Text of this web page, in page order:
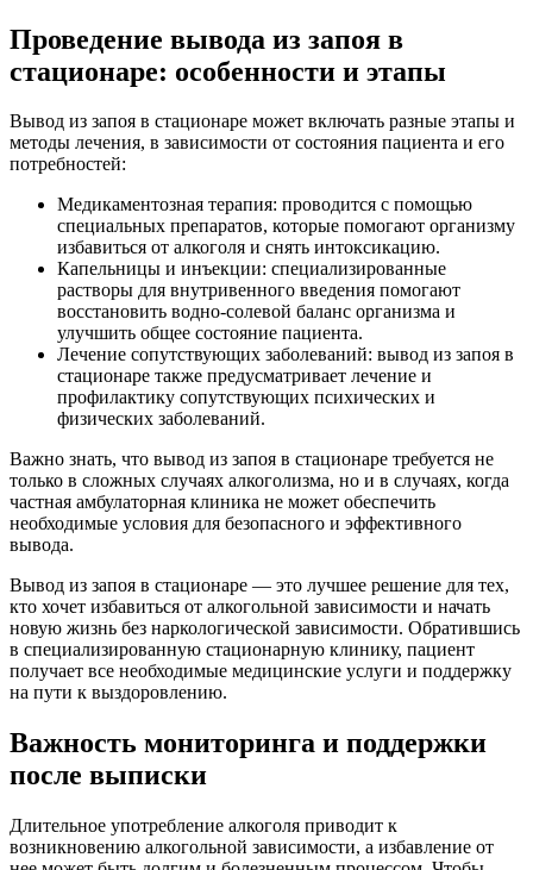
Проведение вывода из запоя в
стационаре: особенности и этапы
Вывод из запоя в стационаре может включать разные этапы и
методы лечения, в зависимости от состояния пациента и его
потребностей:
Медикаментозная терапия: проводится с помощью
специальных препаратов, которые помогают организму
избавиться от алкоголя и снять интоксикацию.
Капельницы и инъекции: специализированные
растворы для внутривенного введения помогают
восстановить водно-солевой баланс организма и
улучшить общее состояние пациента.
Лечение сопутствующих заболеваний: вывод из запоя в
стационаре также предусматривает лечение и
профилактику сопутствующих психических и
физических заболеваний.
Важно знать, что вывод из запоя в стационаре требуется не
только в сложных случаях алкоголизма, но и в случаях, когда
частная амбулаторная клиника не может обеспечить
необходимые условия для безопасного и эффективного
вывода.
Вывод из запоя в стационаре — это лучшее решение для тех,
кто хочет избавиться от алкогольной зависимости и начать
новую жизнь без наркологической зависимости. Обратившись
в специализированную стационарную клинику, пациент
получает все необходимые медицинские услуги и поддержку
на пути к выздоровлению.
Важность мониторинга и поддержки
после выписки
Длительное употребление алкоголя приводит к
возникновению алкогольной зависимости, а избавление от